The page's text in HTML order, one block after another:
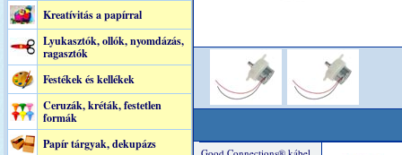
Kreatívitás a papírral
Lyukasztók, ollók, nyomdázás,
ragasztók
Festékek és kellékek
Ceruzák, kréták, festetlen
formák
Papír tárgyak, dekupázs